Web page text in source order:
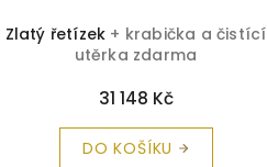
Zlatý řetízek + krabička a čistící
utěrka zdarma
31 148 Kč
DO KOŠÍKU